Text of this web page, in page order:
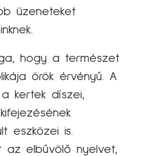
üzeneteket
hogy a természet
örök érvényű. A
kertek díszei,
eszközei is.
az elbűvölő nyelvet,